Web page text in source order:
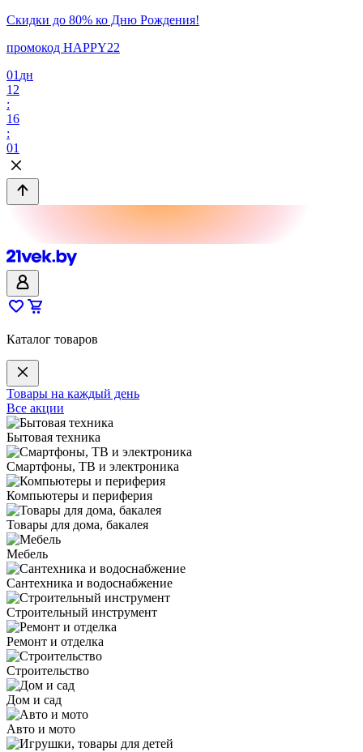
Скидки до 80% ко Дню Рождения!
промокод HAPPY22
01 дн
12
:
16
:
01
Каталог товаров
Товары на каждый день
Все акции
Бытовая техника
Смартфоны, ТВ и электроника
Компьютеры и периферия
Товары для дома, бакалея
Мебель
Сантехника и водоснабжение
Строительный инструмент
Ремонт и отделка
Строительство
Дом и сад
Авто и мото